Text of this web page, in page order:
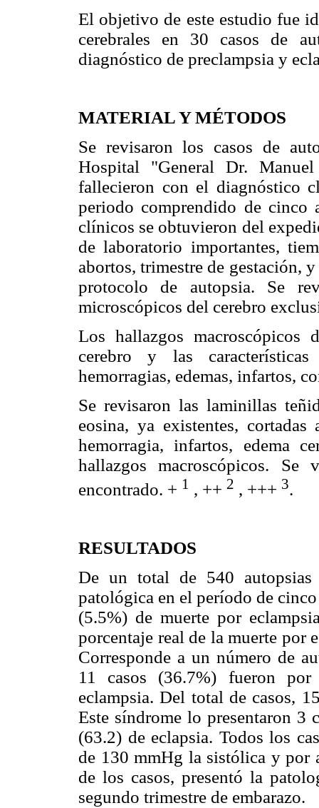
El objetivo de este estudio fue
cerebrales en 30 casos de
diagnóstico de preclampsia y
MATERIAL Y MÉTODOS
Se revisaron los casos de
Hospital "General Dr.
fallecieron con el diagnóstico
periodo comprendido de cinco
clínicos se obtuvieron del
de laboratorio importantes,
abortos, trimestre de gestación,
protocolo de autopsia. Se
microscópicos del cerebro
Los hallazgos macroscópicos
cerebro y las
hemorragias, edemas, infartos,
Se revisaron las laminillas
eosina, ya existentes,
hemorragia, infartos, edema
hallazgos macroscópicos.
encontrado. + 1 , ++ 2 , +++ 3.
RESULTADOS
De un total de 540 autopsias
patológica en el período de
(5.5%) de muerte por
porcentaje real de la muerte por
Corresponde a un número de
11 casos (36.7%) fueron
eclampsia. Del total de casos,
Este síndrome lo presentaron 3
(63.2) de eclapsia. Todos los
de 130 mmHg la sistólica y por
de los casos, presentó la
segundo trimestre de embarazo.